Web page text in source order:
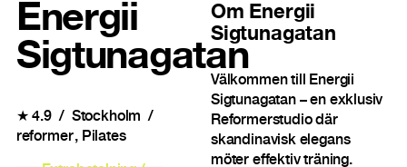
Energii
Sigtunagatan
★4.9
Stockholm
reformer
Pilates
Om Energii
Sigtunagatan
Välkommen till Energii
Sigtunagatan – en exklusiv
Reformerstudio där
skandinavisk elegans
möter effektiv träning.